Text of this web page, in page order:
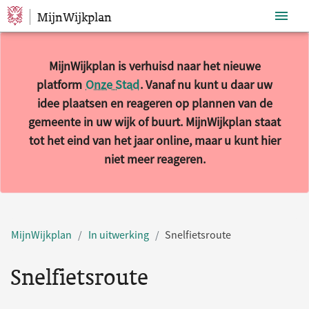
Sla navigatie over
MijnWijkplan
MijnWijkplan is verhuisd naar het nieuwe
platform Onze Stad. Vanaf nu kunt u daar uw
idee plaatsen en reageren op plannen van de
gemeente in uw wijk of buurt. MijnWijkplan staat
tot het eind van het jaar online, maar u kunt hier
niet meer reageren.
MijnWijkplan In uitwerking Snelfietsroute
Snelfietsroute